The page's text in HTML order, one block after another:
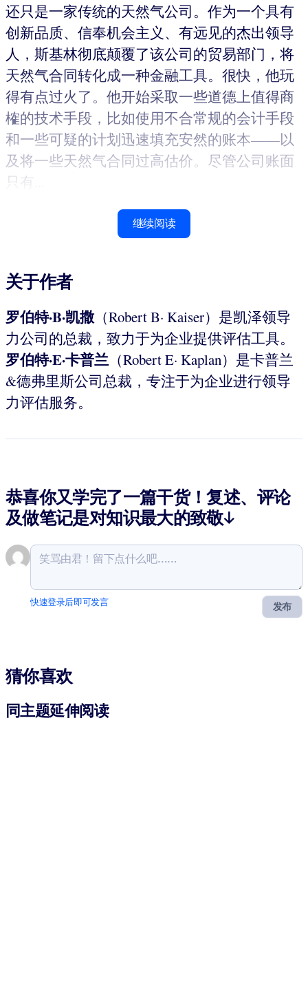
还只是一家传统的天然气公司。作为一个具有
创新品质、信奉机会主义、有远见的杰出领导
人，斯基林彻底颠覆了该公司的贸易部门，将
天然气合同转化成一种金融工具。很快，他玩
得有点过火了。他开始采取一些道德上值得商
榷的技术手段，比如使用不合常规的会计手段
和一些可疑的计划迅速填充安然的账本——以
及将一些天然气合同过高估价。尽管公司账面
只有...
继续阅读
关于作者
罗伯特·B·凯撒（Robert B· Kaiser）是凯泽领导
力公司的总裁，致力于为企业提供评估工具。
罗伯特·E·卡普兰 （Robert E· Kaplan）是卡普兰
&德弗里斯公司总裁，专注于为企业进行领导
力评估服务。
恭喜你又学完了一篇干货！复述、评论
及做笔记是对知识最大的致敬↓
发布
快速登录后即可发言
猜你喜欢
同主题延伸阅读